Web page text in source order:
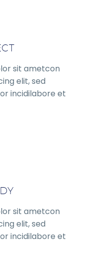
sit ametcon
elit, sed
incidilabore et
sit ametcon
elit, sed
incidilabore et